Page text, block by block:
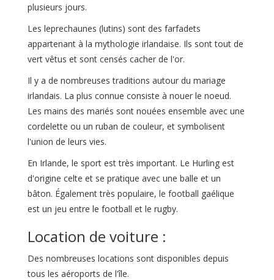
plusieurs jours.
Les leprechaunes (lutins) sont des farfadets
appartenant à la mythologie irlandaise. Ils sont tout de
vert vêtus et sont censés cacher de l'or.
Il y a de nombreuses traditions autour du mariage
irlandais. La plus connue consiste à nouer le noeud.
Les mains des mariés sont nouées ensemble avec une
cordelette ou un ruban de couleur, et symbolisent
l'union de leurs vies.
En Irlande, le sport est très important. Le Hurling est
d'origine celte et se pratique avec une balle et un
bâton. Également très populaire, le football gaélique
est un jeu entre le football et le rugby.
Location de voiture :
Des nombreuses locations sont disponibles depuis
tous les aéroports de l'île.